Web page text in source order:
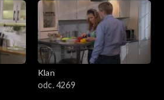
Klan
odc. 4269